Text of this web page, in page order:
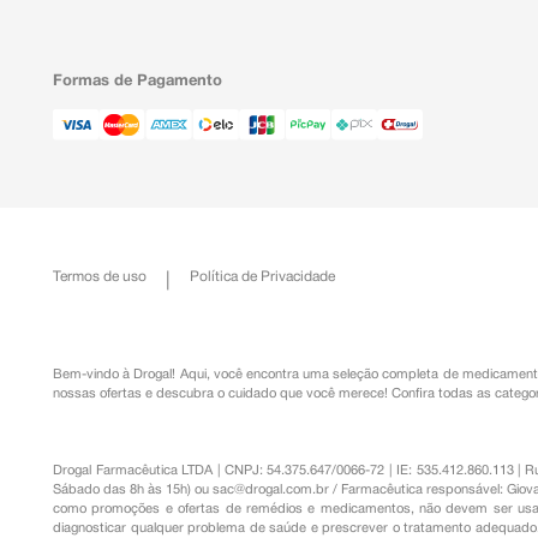
Formas de Pagamento
Termos de uso Política de Privacidade
Bem-vindo à Drogal! Aqui, você encontra uma seleção completa de
nossas ofertas e descubra o cuidado que você merece! Confira todas as
Drogal Farmacêutica LTDA | CNPJ: 54.375.647/0066-72 | IE:
Sábado das 8h às 15h) ousac@drogal.com.br / Farmacêutica responsável:
como promoções e ofertas de remédios e medicamentos, não devem ser
diagnosticar qualquer problema de saúde e prescrever o tratamento